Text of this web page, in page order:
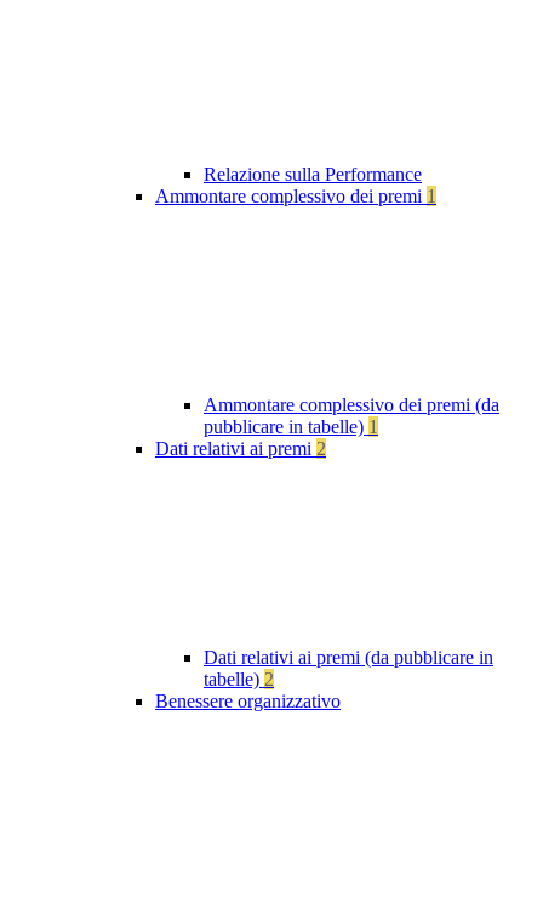
Relazione sulla Performance
Ammontare complessivo dei premi 1
Ammontare complessivo dei premi (da
pubblicare in tabelle) 1
Dati relativi ai premi 2
Dati relativi ai premi (da pubblicare in
tabelle) 2
Benessere organizzativo